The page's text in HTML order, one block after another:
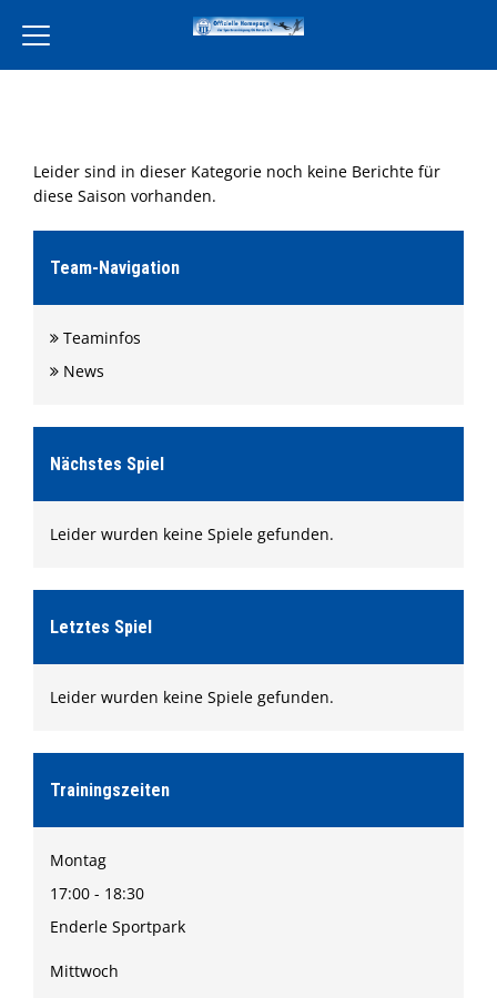
Leckereien Liebe
Jugend
Training
Terminkalender
Formulare
Shop
Kontaktformular
Leider sind in dieser Kategorie noch keine Berichte für
diese Saison vorhanden.
Team-Navigation
Teaminfos
News
Nächstes Spiel
Leider wurden keine Spiele gefunden.
Letztes Spiel
Leider wurden keine Spiele gefunden.
Trainingszeiten
Montag
17:00 - 18:30
Enderle Sportpark
Mittwoch